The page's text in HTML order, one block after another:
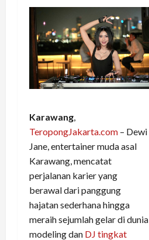
Karawang
TeropongJakarta.com – Dewi
Jane, entertainer muda asal
Karawang, mencatat
perjalanan karier yang
berawal dari panggung
hajatan sederhana hingga
meraih sejumlah gelar di dunia
modeling dan DJ tingkat